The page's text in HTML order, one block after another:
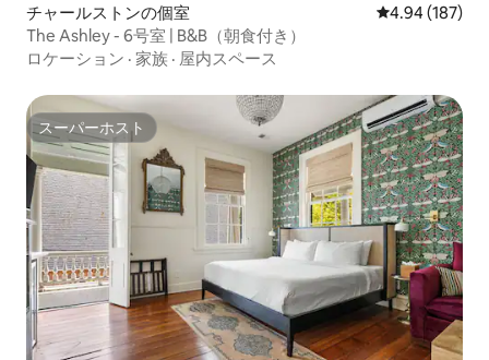
チャールストンの個室 レビュー187
4.94 (187)
The Ashley - 6号室 | B&B（朝食付き）
ロケーション · 家族 · 屋内スペース
スーパーホスト
スーパーホスト